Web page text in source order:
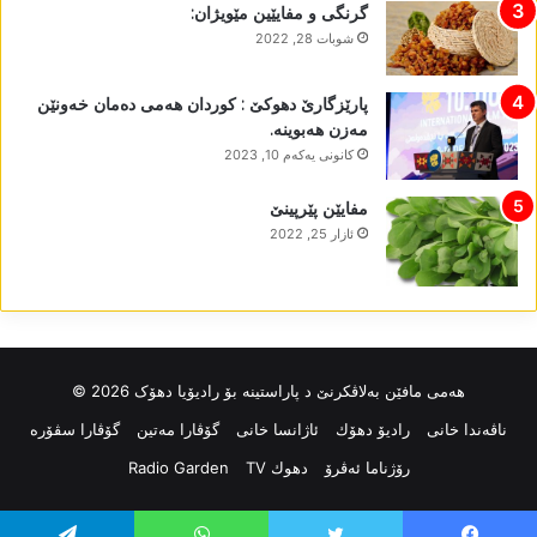
گرنگی و مفایێین مێویژان:
شوبات 28, 2022
پارێزگارێ دھوکێ : کوردان ھەمی دەمان خەونێن
مەزن ھەبوینە.
كانونی یه‌كه‌م 10, 2023
مفایێن پێرپینێ
ئازار 25, 2022
ھەمی مافێن بەلاڤکرنێ د پاراستینە بۆ رادیۆیا دھۆک 2026 ©
ناڤه‌ندا خانی
رادیۆ دهۆك ئاژانسا خانی گۆڤارا مەتین
گۆڤارا سڤۆرە
رۆژناما ئەڤرۆ
دهوك TV Radio Garden